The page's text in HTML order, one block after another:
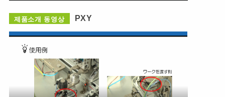
제품소개 동영상 PXY